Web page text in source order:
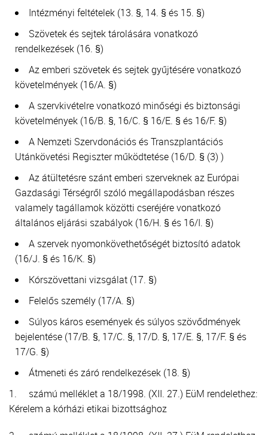
Intézményi feltételek (13. §, 14. § és 15. §)
Szövetek és sejtek tárolására vonatkozó
rendelkezések (16. §)
Az emberi szövetek és sejtek gyűjtésére vonatkozó
követelmények (16/A. §)
A szervkivételre vonatkozó minőségi és biztonsági
követelmények (16/B. §, 16/C. § 16/E. § és 16/F. §)
A Nemzeti Szervdonációs és Transzplantációs
Utánkövetési Regiszter működtetése (16/D. § (3) )
Az átültetésre szánt emberi szerveknek az Európai
Gazdasági Térségről szóló megállapodásban részes
valamely tagállamok közötti cseréjére vonatkozó
általános eljárási szabályok (16/H. § és 16/I. §)
A szervek nyomonkövethetőségét biztosító adatok
(16/J. § és 16/K. §)
Kórszövettani vizsgálat (17. §)
Felelős személy (17/A. §)
Súlyos káros események és súlyos szövődmények
bejelentése (17/B. §, 17/C. §, 17/D. §, 17/E. §, 17/F. § és
17/G. §)
Átmeneti és záró rendelkezések (18. §)
1. számú melléklet a 18/1998. (XII. 27.) EüM rendelethez:
Kérelem a kórházi etikai bizottsághoz